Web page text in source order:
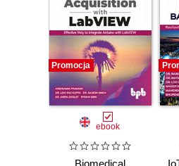
Promocja
ebook